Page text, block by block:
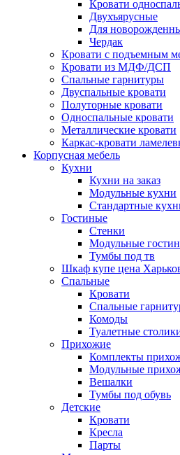
Кровати
Двухъярусные
Для
Чердак
Кровати с подъемным
Кровати из МДФ/ДСП
Спальные гарнитуры
Двуспальные кровати
Полуторные кровати
Односпальные кровати
Металлические кровати
Каркас-кровати
Корпусная мебель
Кухни
Кухни на заказ
Модульные кухни
Стандартные
Гостиные
Стенки
Модульные
Тумбы под тв
Шкаф купе цена
Спальные
Кровати
Спальные
Комоды
Туалетные
Прихожие
Комплекты
Модульные
Вешалки
Тумбы под обувь
Детские
Кровати
Кресла
Парты